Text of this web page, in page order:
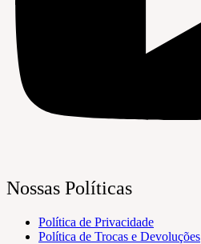
Nossas Políticas
Política de Privacidade
Política de Trocas e Devoluções